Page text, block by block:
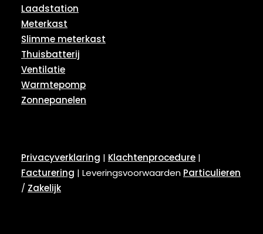
Laadstation
Meterkast
Slimme meterkast
Thuisbatterij
Ventilatie
Warmtepomp
Zonnepanelen
Privacyverklaring | Klachtenprocedure |
Facturering | Leveringsvoorwaarden Particulieren
/ Zakelijk